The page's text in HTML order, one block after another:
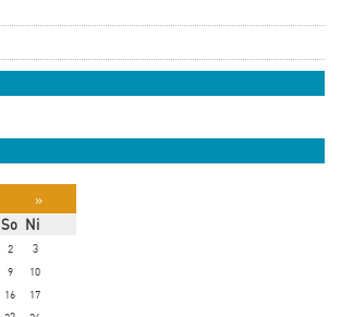
»
So Ni
2
3
9
10
16
17